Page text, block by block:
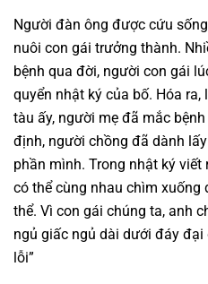
Người đàn ông được cứu
nuôi con gái trưởng thành.
bệnh qua đời, người con gái
quyển nhật ký của bố. Hóa
tàu ấy, người mẹ đã mắc
định, người chồng đã dành
phần mình. Trong nhật ký viết
có thể cùng nhau chìm xuống
thể. Vì con gái chúng ta, anh
ngủ giấc ngủ dài dưới đáy
lỗi”